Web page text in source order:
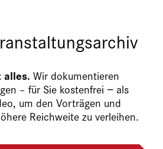
alles. Wir dokumentieren
– für Sie kostenfrei − als
um den Vorträgen und
Reichweite zu verleihen.